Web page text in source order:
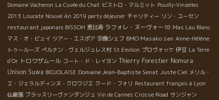
Domaine Vacheron La Cuvée du Chat ビストロ・マルミット Pouilly-Vinzelles
2013 Loucate Nouvel An 2019 party déjeuner チャリティー リン・ユーセン
restaurant japonais BISSOH 恵比寿 ラフォレ・ヌーヴォー18 Mas Lau Blanc
マス・オ・ビュイ ツアー・エスポア 宗像シェフ BMO Masako san Anne-Hélène
トゥールーズ ぺルナン・ヴェルジュレス村 St Emilion プロヴォッケ 伊豆 La Terre
d'Or トロワザムール コート・ド・レイヨン Thierry Forestier Nomura
Unison Suwa BIOJOLAISE Domaine Jean-Baptiste Senat Juste Ciel メリル・
エ・ジェラルディンヌ・クロワジエ クード・フォリ Restaurant français à Lyon
仙巌園 ブラッスリーヴァンダンジュ Vin de Cannes Crosse Road サンジャン